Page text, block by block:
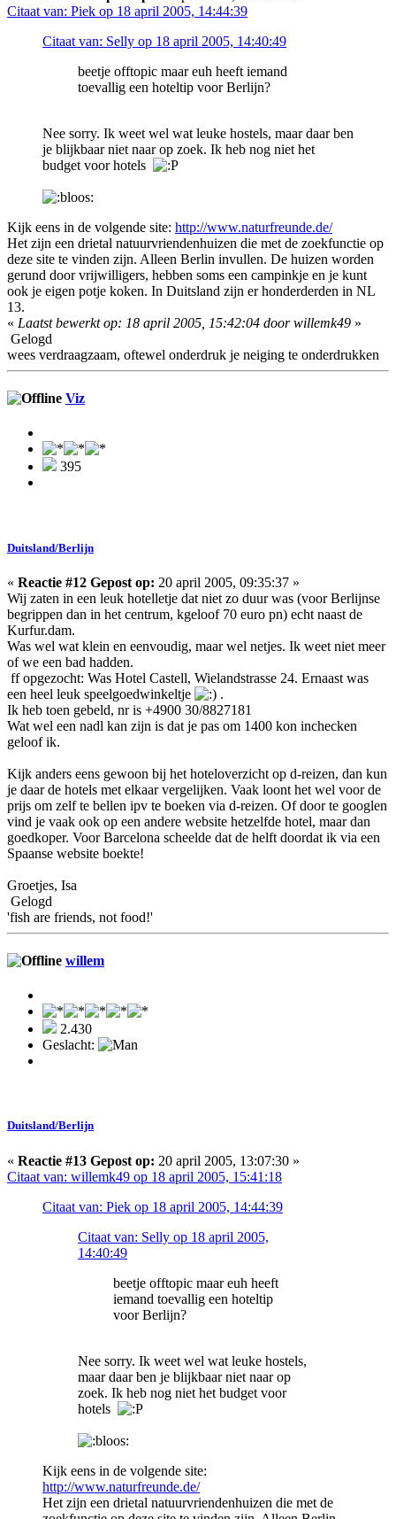
Citaat van: Piek op 18 april 2005, 14:44:39
Citaat van: Selly op 18 april 2005, 14:40:49
beetje offtopic maar euh heeft iemand
toevallig een hoteltip voor Berlijn?
Nee sorry. Ik weet wel wat leuke hostels, maar daar ben
je blijkbaar niet naar op zoek. Ik heb nog niet het
budget voor hotels
Kijk eens in de volgende site: http://www.naturfreunde.de/
Het zijn een drietal natuurvriendenhuizen die met de zoekfunctie op
deze site te vinden zijn. Alleen Berlin invullen. De huizen worden
gerund door vrijwilligers, hebben soms een campinkje en je kunt
ook je eigen potje koken. In Duitsland zijn er honderderden in NL
13.
« Laatst bewerkt op: 18 april 2005, 15:42:04 door willemk49 »
Gelogd
wees verdraagzaam, oftewel onderdruk je neiging te onderdrukken
Viz
395
Duitsland/Berlijn
« Reactie #12 Gepost op: 20 april 2005, 09:35:37 »
Wij zaten in een leuk hotelletje dat niet zo duur was (voor Berlijnse
begrippen dan in het centrum, kgeloof 70 euro pn) echt naast de
Kurfur.dam.
Was wel wat klein en eenvoudig, maar wel netjes. Ik weet niet meer
of we een bad hadden.
ff opgezocht: Was Hotel Castell, Wielandstrasse 24. Ernaast was
een heel leuk speelgoedwinkeltje
.
Ik heb toen gebeld, nr is +4900 30/8827181
Wat wel een nadl kan zijn is dat je pas om 1400 kon inchecken
geloof ik.
Kijk anders eens gewoon bij het hoteloverzicht op d-reizen, dan kun
je daar de hotels met elkaar vergelijken. Vaak loont het wel voor de
prijs om zelf te bellen ipv te boeken via d-reizen. Of door te googlen
vind je vaak ook op een andere website hetzelfde hotel, maar dan
goedkoper. Voor Barcelona scheelde dat de helft doordat ik via een
Spaanse website boekte!
Groetjes, Isa
Gelogd
'fish are friends, not food!'
willem
2.430
Geslacht:
Duitsland/Berlijn
« Reactie #13 Gepost op: 20 april 2005, 13:07:30 »
Citaat van: willemk49 op 18 april 2005, 15:41:18
Citaat van: Piek op 18 april 2005, 14:44:39
Citaat van: Selly op 18 april 2005,
14:40:49
beetje offtopic maar euh heeft
iemand toevallig een hoteltip
voor Berlijn?
Nee sorry. Ik weet wel wat leuke hostels,
maar daar ben je blijkbaar niet naar op
zoek. Ik heb nog niet het budget voor
hotels
Kijk eens in de volgende site:
http://www.naturfreunde.de/
Het zijn een drietal natuurvriendenhuizen die met de